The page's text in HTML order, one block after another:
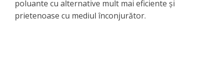
poluante cu alternative mult mai eficiente și
prietenoase cu mediul înconjurător.